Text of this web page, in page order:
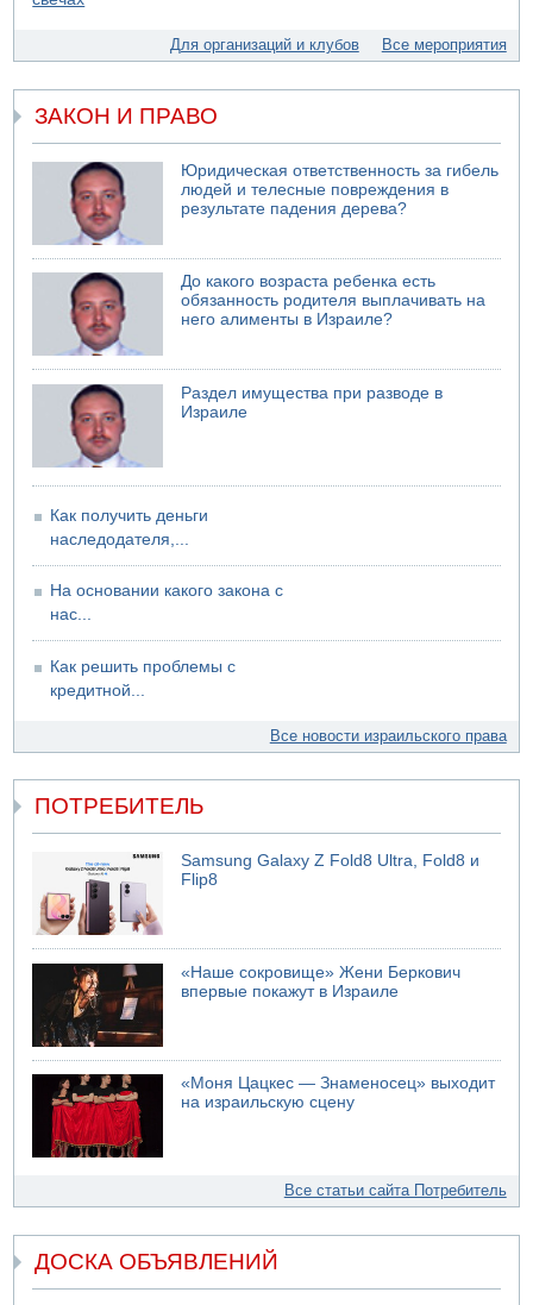
Для организаций и клубов Все мероприятия
ЗАКОН И ПРАВО
Юридическая ответственность за гибель
людей и телесные повреждения в
результате падения дерева?
До какого возраста ребенка есть
обязанность родителя выплачивать на
него алименты в Израиле?
Раздел имущества при разводе в
Израиле
Как получить деньги
наследодателя,...
На основании какого закона с
нас...
Как решить проблемы с
кредитной...
Все новости израильского права
ПОТРЕБИТЕЛЬ
Samsung Galaxy Z Fold8 Ultra, Fold8 и
Flip8
«Наше сокровище» Жени Беркович
впервые покажут в Израиле
«Моня Цацкес — Знаменосец» выходит
на израильскую сцену
Все статьи сайта Потребитель
ДОСКА ОБЪЯВЛЕНИЙ